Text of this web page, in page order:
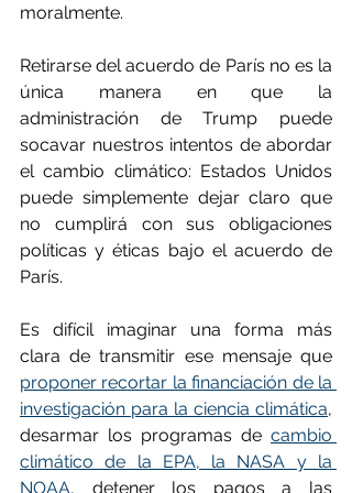
moralmente.
Retirarse del acuerdo de París no es la
única manera en que la
administración de Trump puede
socavar nuestros intentos de abordar
el cambio climático: Estados Unidos
puede simplemente dejar claro que
no cumplirá con sus obligaciones
políticas y éticas bajo el acuerdo de
París.
Es difícil imaginar una forma más
proponer recortar la financiación de la
investigación para la ciencia climática,
desarmar los programas de cambio
climático de la EPA, la NASA y la
NOAA, detener los pagos a las